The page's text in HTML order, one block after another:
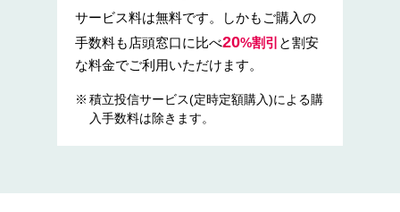
サービス料は無料です。しかもご購入の
手数料も店頭窓口に比べ20%割引 と割安
な料金でご利用いただけます。
積立投信サービス(定時定額購入)による購
入手数料は除きます。